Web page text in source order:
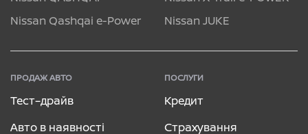
Nissan Qashqai e-Power
Nissan JUKE
ПРОДАЖ АВТО
Тест–драйв
Авто в наявності
ПОСЛУГИ
Кредит
Страхування